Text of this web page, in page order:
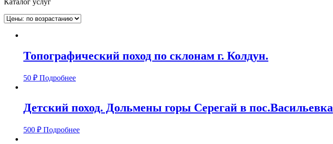
Каталог услуг
Топографический поход по склонам г. Колдун.
50 ₽ Подробнее
Детский поход. Дольмены горы Серегай в пос.Васильевка
500 ₽ Подробнее